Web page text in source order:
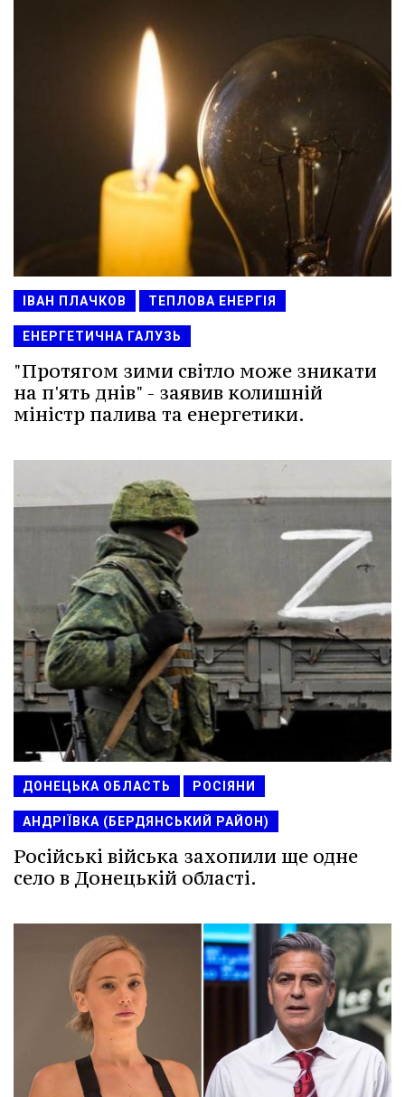
ІВАН ПЛАЧКОВ ТЕПЛОВА ЕНЕРГІЯ
ЕНЕРГЕТИЧНА ГАЛУЗЬ
"Протягом зими світло може зникати
на п'ять днів" - заявив колишній
міністр палива та енергетики.
ДОНЕЦЬКА ОБЛАСТЬ РОСІЯНИ
АНДРІЇВКА (БЕРДЯНСЬКИЙ РАЙОН)
Російські війська захопили ще одне
село в Донецькій області.